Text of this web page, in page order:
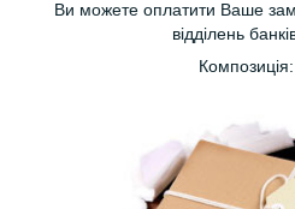
Ви можете оплатити Ваше
відділень